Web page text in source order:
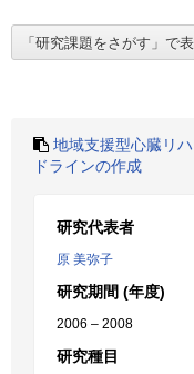
地域支援型心臓リ
ドラインの作成
研究代表者
原 美弥子
研究期間 (年度)
2006 – 2008
研究種目